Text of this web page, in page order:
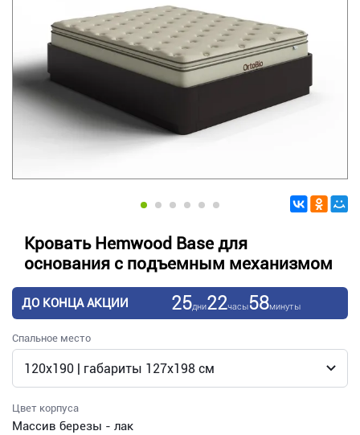
Кровать Hemwood Base для
основания с подъемным механизмом
ДО КОНЦА АКЦИИ 25дни22часы58минуты
Спальное место
Цвет корпуса
Массив березы - лак